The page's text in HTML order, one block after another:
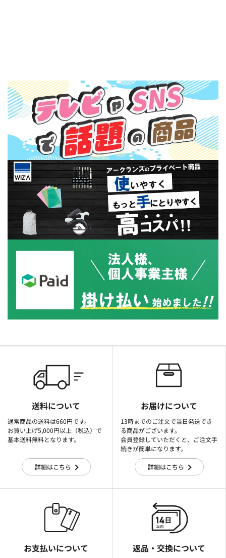
送料について
通常商品の送料は660円です。
お買い上げ5,000円以上（税込）で
基本送料無料となります。
詳細はこちら
お届けについて
13時までのご注文で当日発送でき
る商品がございます。
会員登録していただくと、ご注文手
続きが簡単になります。
詳細はこちら
お支払いについて 返品・交換について